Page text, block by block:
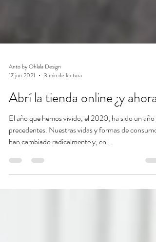
Anto by Ohlala Design
Abrí la tienda online ¿y ahora?
El año que hemos vivido, el 2020, ha sido un año
precedentes. Nuestras vidas y formas de consumo
han cambiado radicalmente y, en...